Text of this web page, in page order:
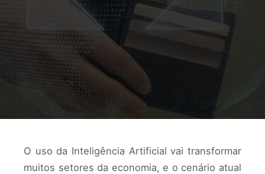
O uso da Inteligência Artificial vai transformar
muitos setores da economia, e o cenário atual